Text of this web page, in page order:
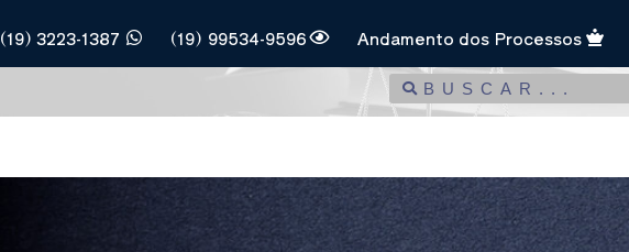
(19) 3223-1387 (19) 99534-9596 Andamento dos Processos